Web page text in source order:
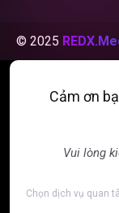
© 2025
Cảm ơn
Vui lòng
Chọn dịch vụ quan
Alternative:
Alternative: